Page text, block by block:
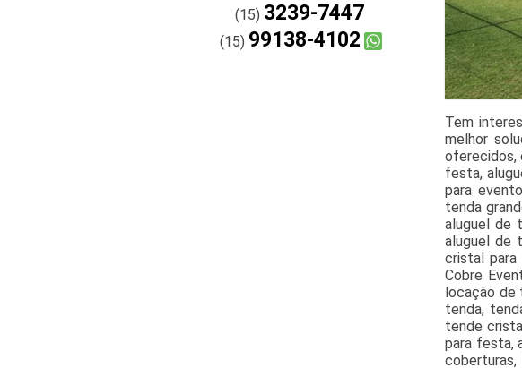
(15) 3239-7447
(15) 99138-4102
Tem
melhor
oferecidos,
festa,
para
tenda
aluguel de
aluguel de
cristal para
Cobre
locação
tenda,
tende
para festa,